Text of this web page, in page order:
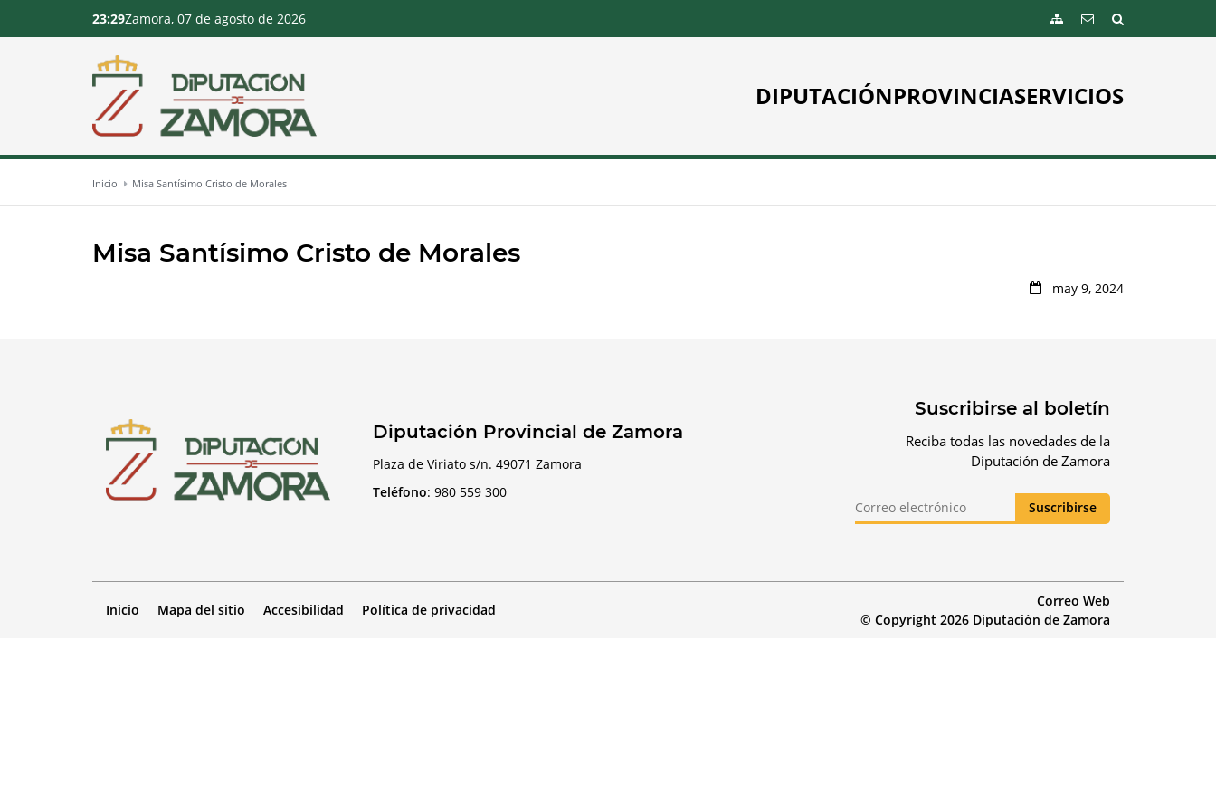
DIPUTACIÓNPROVINCIASERVICIOS
23:29Zamora, 07 de agosto de 2026
Inicio Misa Santísimo Cristo de Morales
Misa Santísimo Cristo de Morales
may 9, 2024
Diputación Provincial de Zamora
Plaza de Viriato s/n. 49071 Zamora
Teléfono: 980 559 300
Suscribirse al boletín
Reciba todas las novedades de la
Diputación de Zamora
Inicio Mapa del sitio Accesibilidad Política de privacidad
Correo Web
© Copyright 2026 Diputación de Zamora